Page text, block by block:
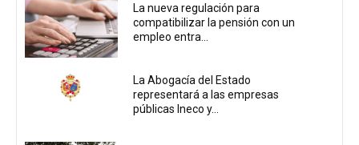
La nueva regulación para
compatibilizar la pensión con un
empleo entra...
La Abogacía del Estado
representará a las empresas
públicas Ineco y...